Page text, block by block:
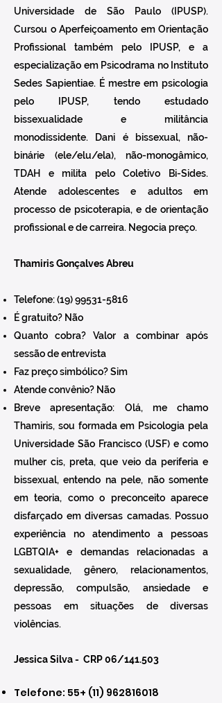
Universidade de São Paulo (IPUSP).
Cursou o Aperfeiçoamento em Orientação
Profissional também pelo IPUSP, e a
especialização em Psicodrama no Instituto
Sedes Sapientiae. É mestre em psicologia
pelo IPUSP, tendo estudado
bissexualidade e militância
monodissidente. Dani é bissexual, não-
binárie (ele/elu/ela), não-monogâmico,
TDAH e milita pelo Coletivo Bi-Sides.
Atende adolescentes e adultos em
processo de psicoterapia, e de orientação
profissional e de carreira. Negocia preço.
Thamiris Gonçalves Abreu
Telefone:(19) 99531-5816
É gratuito? Não
Quanto cobra? Valor a combinar após
sessão de entrevista
Faz preço simbólico? Sim
Atende convênio? Não
Breve apresentação: Olá, me chamo
Thamiris, sou formada em Psicologia pela
Universidade São Francisco (USF) e como
mulher cis, preta, que veio da periferia e
bissexual, entendo na pele, não somente
em teoria, como o preconceito aparece
disfarçado em diversas camadas. Possuo
experiência no atendimento a pessoas
LGBTQIA+ e demandas relacionadas a
sexualidade, gênero, relacionamentos,
depressão, compulsão, ansiedade e
pessoas em situações de diversas
violências.
Jessica Silva - CRP 06/141.503
Telefone: 55+ (11) 962816018